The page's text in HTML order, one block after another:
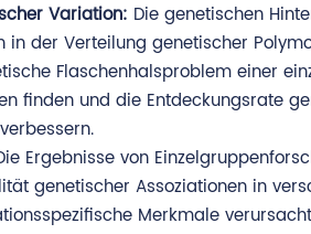
Variation: Die genetischen
der Verteilung genetischer
Flaschenhalsproblem einer
finden und die Entdeckungsrate
Ergebnisse von
genetischer Assoziationen in
Merkmale